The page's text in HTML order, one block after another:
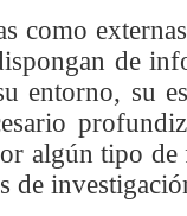
como
de
entorno, su
algún tipo de
de